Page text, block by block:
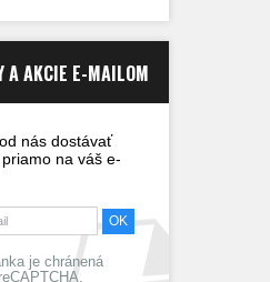
A AKCIE E-MAILOM
nás dostávať
na váš e-
je chránená